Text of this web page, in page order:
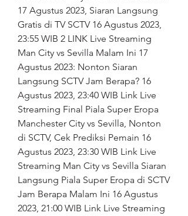
17 Agustus 2023, Siaran Langsung
Gratis di TV SCTV 16 Agustus 2023,
23:55 WIB 2 LINK Live Streaming
Man City vs Sevilla Malam Ini 17
Agustus 2023: Nonton Siaran
Langsung SCTV Jam Berapa? 16
Agustus 2023, 23:40 WIB Link Live
Streaming Final Piala Super Eropa
Manchester City vs Sevilla, Nonton
di SCTV, Cek Prediksi Pemain 16
Agustus 2023, 23:30 WIB Link Live
Streaming Man City vs Sevilla Siaran
Langsung Piala Super Eropa di SCTV
Jam Berapa Malam Ini 16 Agustus
2023, 21:00 WIB Link Live Streaming